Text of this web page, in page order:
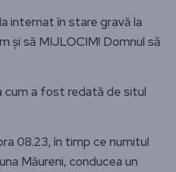
internat în stare gravă la
și să MIJLOCIM! Domnul să
cum a fost redată de situl
08.23, în timp ce numitul
Măureni, conducea un